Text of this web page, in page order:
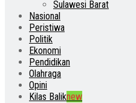
Sulawesi Barat
Nasional
Peristiwa
Politik
Ekonomi
Pendidikan
Olahraga
Opini
Kilas Baliknew